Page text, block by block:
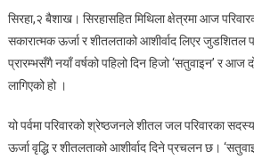
सिरहा,२ बैशाख। सिरहासहित मिथिला क्षेत्रमा आज
सकारात्मक ऊर्जा र शीतलताको आशीर्वाद लिएर जुडशितल
प्रारम्भसँगै नयाँ वर्षको पहिलो दिन हिजो ‘सतुवाइन’ र आज
लागिएको हो ।
यो पर्वमा परिवारको श्रेष्ठजनले शीतल जल परिवारका
ऊर्जा वृद्धि र शीतलताको आशीर्वाद दिने प्रचलन छ।